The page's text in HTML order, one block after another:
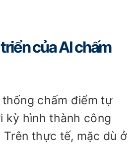
của AI chấm
chấm điểm tự
kỳ hình thành công
Trên thực tế, mặc dù ở